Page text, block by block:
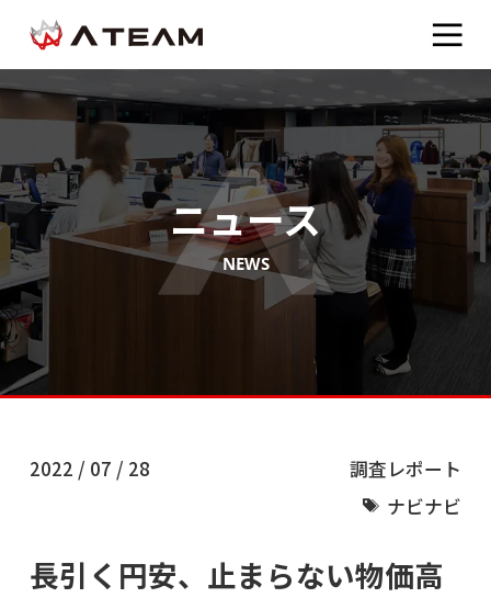
ニュース
NEWS
2022 / 07 / 28
調査レポート
ナビナビ
長引く円安、止まらない物価高